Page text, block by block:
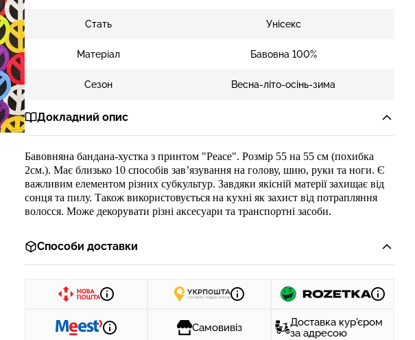
Стать Унісекс
Матеріал Бавовна 100%
Сезон Весна-літо-осінь-зима
Докладний опис
Бавовняна бандана-хустка з принтом "Peace". Розмір 55 на 55 см (похибка
2см.). Має близько 10 способів зав’язування на голову, шию, руки та ноги. Є
важливим елементом різних субкультур. Завдяки якісній матерії захищає від
сонця та пилу. Також використовується на кухні як захист від потрапляння
волосся. Може декорувати різні аксесуари та транспортні засоби.
Способи доставки
Самовивіз
Доставка кур'єром
за адресою